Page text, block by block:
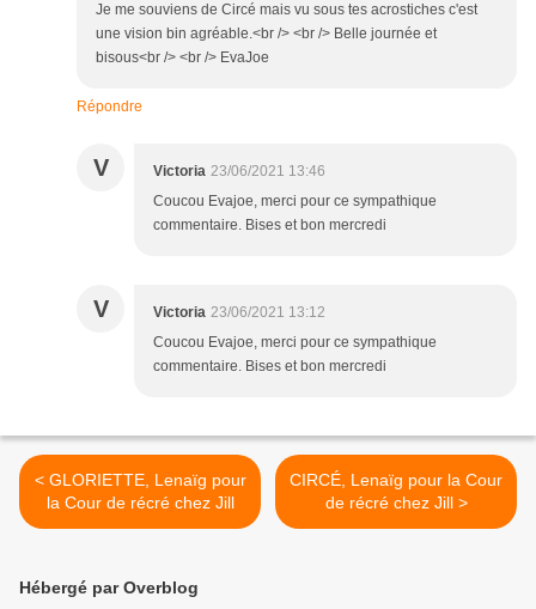
Je me souviens de Circé mais vu sous tes acrostiches c'est
une vision bin agréable.<br /> <br /> Belle journée et
bisous<br /> <br /> EvaJoe
Répondre
V Victoria 23/06/2021 13:46
Coucou Evajoe, merci pour ce sympathique
commentaire. Bises et bon mercredi
V Victoria 23/06/2021 13:12
Coucou Evajoe, merci pour ce sympathique
commentaire. Bises et bon mercredi
< GLORIETTE, Lenaïg pour
la Cour de récré chez Jill
CIRCÉ, Lenaïg pour la Cour
de récré chez Jill >
Hébergé par Overblog